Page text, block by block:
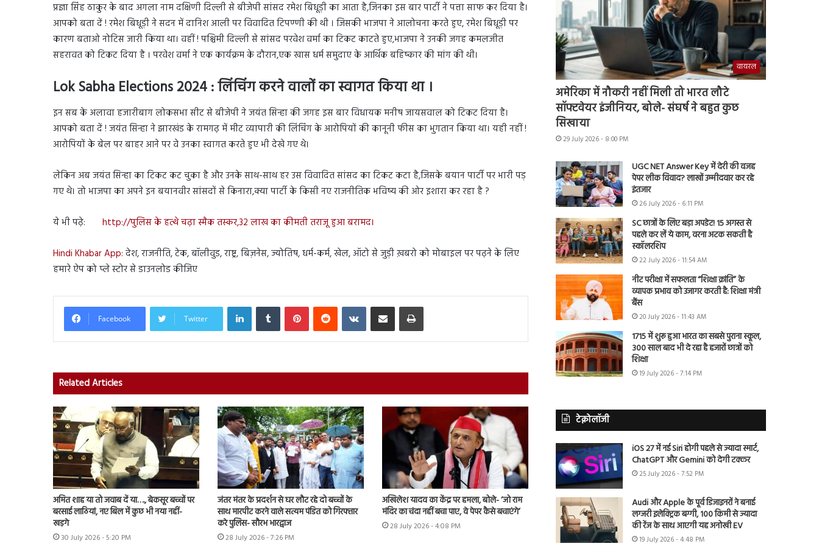
प्रज्ञा सिंह ठाकुर के बाद अगला नाम दक्षिणी दिल्ली से बीजेपी सांसद रमेश बिधूड़ी का आता है,जिनका इस बार पार्टी ने पत्ता साफ कर दिया है।
आपको बता दें ! रमेश बिधूड़ी ने सदन में दानिश आली पर विवादित टिपण्णी की थी । जिसकी भाजपा ने आलोचना करते हुए, रमेश बिधूड़ी पर
कारण बताओ नोटिस जारी किया था। वहीं ! पश्चिमी दिल्ली से सांसद परवेश वर्मा का टिकट काटते हुए,भाजपा ने उनकी जगह कमलजीत
सहरावत को टिकट दिया है । परवेश वर्मा ने एक कार्यक्रम के दौरान,एक खास धर्म समुदाए के आर्थिक बहिष्कार की मांग की थी।
Lok Sabha Elections 2024 : लिंचिंग करने वालों का स्वागत किया था ।
इन सब के अलावा हजारीबाग लोकसभा सीट से बीजेपी ने जयंत सिन्हा की जगह इस बार विधायक मनीष जायसवाल को टिकट दिया है।
आपको बता दें ! जयंत सिन्हा ने झारखंड के रामगढ़ में मीट व्यापारी की लिंचिंग के आरोपियों की कानूनी फीस का भुगतान किया था। यही नहीं !
आरोपियों के बेल पर बाहर आने पर वे उनका स्वागत करते हुए भी देखे गए थे।
लेकिन अब जयंत सिन्हा का टिकट कट चुका है और उनके साथ-साथ हर उस विवादित सांसद का टिकट कटा है,जिसके बयान पार्टी पर भारी पड़
गए थे। तो भाजपा का अपने इन बयानवीर सांसदों से किनारा,क्या पार्टी के किसी नए राजनीतिक भविष्य की ओर इशारा कर रहा है ?
ये भी पढ़े: http://पुलिस के हत्थे चढ़ा स्मैक तस्कर,32 लाख का कीमती तराजू हुआ बरामद।
Hindi Khabar App: देश, राजनीति, टेक, बॉलीवुड, राष्ट्र, बिज़नेस, ज्योतिष, धर्म-कर्म, खेल, ऑटो से जुड़ी ख़बरो को मोबाइल पर पढ़ने के लिए
हमारे ऐप को प्ले स्टोर से डाउनलोड कीजिए
Facebook Twitter
LinkedInTumblr PinterestReddit VKontakteShare via Email Print
Related Articles
अमित शाह या तो जवाब दें या…., बेकसूर बच्चों पर
बरसाई लाठियां, नए बिल में कुछ भी नया नहीं-
खड़गे
30 July 2026 - 5:20 PM
जंतर मंतर के प्रदर्शन से घर लौट रहे दो बच्चों के
साथ मारपीट करने वाले सत्यम पंडित को गिरफ्तार
करे पुलिस- सौरभ भारद्वाज
28 July 2026 - 7:26 PM
अखिलेश यादव का केंद्र पर हमला, बोले- ‘जो राम
मंदिर का चंदा नहीं बचा पाए, वे पेपर कैसे बचाएंगे’
28 July 2026 - 4:08 PM
वायरल
अमेरिका में नौकरी नहीं मिली तो भारत लौटे
सॉफ्टवेयर इंजीनियर, बोले- संघर्ष ने बहुत कुछ
सिखाया
29 July 2026 - 8:00 PM
UGC NET Answer Key में देरी की वजह
पेपर लीक विवाद? लाखों उम्मीदवार कर रहे
इंतजार
26 July 2026 - 6:11 PM
SC छात्रों के लिए बड़ा अपडेट! 15 अगस्त से
पहले कर लें ये काम, वरना अटक सकती है
स्कॉलरशिप
22 July 2026 - 11:54 AM
नीट परीक्षा में सफलता “शिक्षा क्रांति” के
व्यापक प्रभाव को उजागर करती है: शिक्षा मंत्री
बैंस
20 July 2026 - 11:43 AM
1715 में शुरू हुआ भारत का सबसे पुराना स्कूल,
300 साल बाद भी दे रहा है हजारों छात्रों को
शिक्षा
19 July 2026 - 7:14 PM
टेक्नोलॉजी
iOS 27 में नई Siri होगी पहले से ज्यादा स्मार्ट,
ChatGPT और Gemini को देगी टक्कर
25 July 2026 - 7:52 PM
Audi और Apple के पूर्व डिजाइनरों ने बनाई
लग्जरी इलेक्ट्रिक बग्गी, 100 किमी से ज्यादा
की रेंज के साथ आएगी यह अनोखी EV
19 July 2026 - 4:48 PM